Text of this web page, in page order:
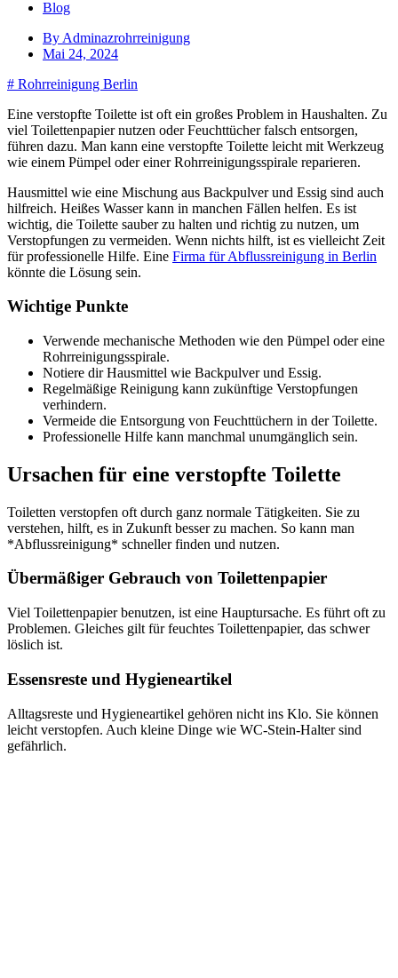
Blog
By Adminazrohrreinigung
Mai 24, 2024
# Rohrreinigung Berlin
Eine verstopfte Toilette ist oft ein großes Problem in Haushalten. Zu
viel Toilettenpapier nutzen oder Feuchttücher falsch entsorgen,
führen dazu. Man kann eine verstopfte Toilette leicht mit Werkzeug
wie einem Pümpel oder einer Rohrreinigungsspirale reparieren.
Hausmittel wie eine Mischung aus Backpulver und Essig sind auch
hilfreich. Heißes Wasser kann in manchen Fällen helfen. Es ist
wichtig, die Toilette sauber zu halten und richtig zu nutzen, um
Verstopfungen zu vermeiden. Wenn nichts hilft, ist es vielleicht Zeit
für professionelle Hilfe. Eine Firma für Abflussreinigung in Berlin
könnte die Lösung sein.
Wichtige Punkte
Verwende mechanische Methoden wie den Pümpel oder eine
Rohrreinigungsspirale.
Notiere dir Hausmittel wie Backpulver und Essig.
Regelmäßige Reinigung kann zukünftige Verstopfungen
verhindern.
Vermeide die Entsorgung von Feuchttüchern in der Toilette.
Professionelle Hilfe kann manchmal unumgänglich sein.
Ursachen für eine verstopfte Toilette
Toiletten verstopfen oft durch ganz normale Tätigkeiten. Sie zu
verstehen, hilft, es in Zukunft besser zu machen. So kann man
*Abflussreinigung* schneller finden und nutzen.
Übermäßiger Gebrauch von Toilettenpapier
Viel Toilettenpapier benutzen, ist eine Hauptursache. Es führt oft zu
Problemen. Gleiches gilt für feuchtes Toilettenpapier, das schwer
löslich ist.
Essensreste und Hygieneartikel
Alltagsreste und Hygieneartikel gehören nicht ins Klo. Sie können
leicht verstopfen. Auch kleine Dinge wie WC-Stein-Halter sind
gefährlich.